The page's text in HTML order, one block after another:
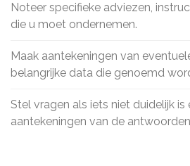
Noteer specifieke adviezen,
die u moet ondernemen.
Maak aantekeningen van
belangrijke data die genoemd
Stel vragen als iets niet duidelijk is
aantekeningen van de